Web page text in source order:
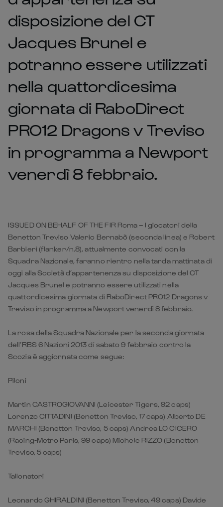
disposizione del CT
Jacques Brunel e
potranno essere utilizzati
nella quattordicesima
giornata di RaboDirect
PRO12 Dragons v Treviso
in programma a Newport
venerdì 8 febbraio.
ISSUED ON BEHALF OF THE FIR Roma – I giocatori della
Benetton Treviso Valerio Bernabò (seconda linea) e Robert
Barbieri (flanker/n.8), attualmente convocati con la
Squadra Nazionale, faranno rientro nella tarda mattinata di
oggi alla Società d’appartenenza su disposizione del CT
Jacques Brunel e potranno essere utilizzati nella
quattordicesima giornata di RaboDirect PRO12 Dragons v
Treviso in programma a Newport venerdì 8 febbraio.
La rosa della Squadra Nazionale per la seconda giornata
dell’RBS 6 Nazioni 2013 di sabato 9 febbraio contro la
Scozia è aggiornata come segue:
Piloni
Martin CASTROGIOVANNI (Leicester Tigers, 92 caps)
Lorenzo CITTADINI (Benetton Treviso, 17 caps) Alberto DE
MARCHI (Benetton Treviso, 5 caps) Andrea LO CICERO
(Racing-Metro Paris, 99 caps) Michele RIZZO (Benetton
Treviso, 5 caps)
Tallonatori
Leonardo GHIRALDINI (Benetton Treviso, 49 caps) Davide